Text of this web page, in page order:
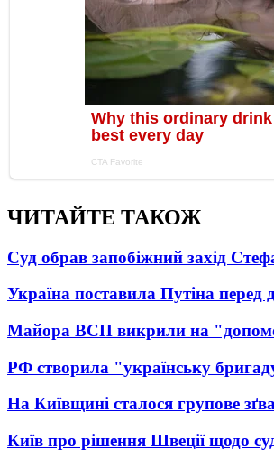
ЧИТАЙТЕ ТАКОЖ
Суд обрав запобіжний захід
Україна поставила Путіна
Майора ВСП викрили на
РФ створила "українську
На Київщині сталося групове
Київ про рішення Швеції щодо